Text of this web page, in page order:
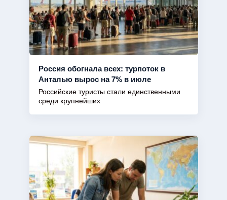
Россия обогнала всех: турпоток в
Анталью вырос на 7% в июле
Российские туристы стали единственными
среди крупнейших